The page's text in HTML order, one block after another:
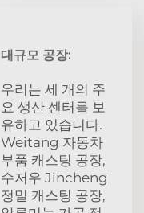
대규모 공장:
우리는 세 개의 주
요 생산 센터를 보
유하고 있습니다.
Weitang 자동차
부품 캐스팅 공장,
수저우 Jincheng
정밀 캐스팅 공장,